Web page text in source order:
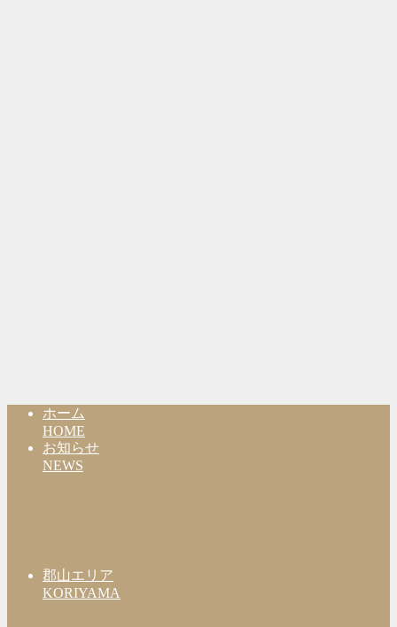
ホーム
HOME
お知らせ
NEWS
郡山エリア
KORIYAMA